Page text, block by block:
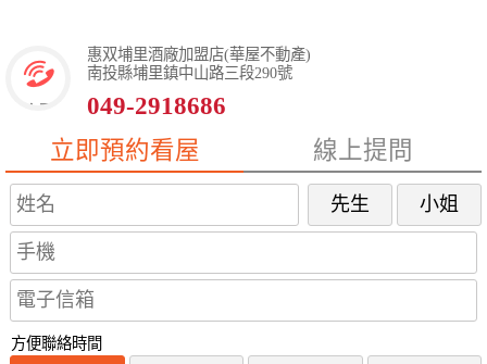
惠双埔里酒廠加盟店(華屋不動產)
南投縣埔里鎮中山路三段290號
049-2918686
立即預約看屋
線上提問
先生 小姐
方便聯絡時間